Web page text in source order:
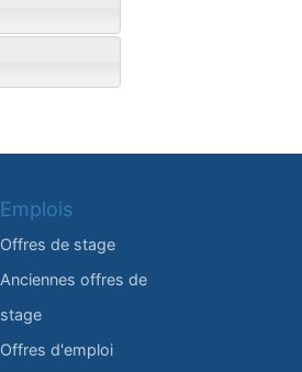
Emplois
Offres de stage
Anciennes offres de
stage
Offres d'emploi